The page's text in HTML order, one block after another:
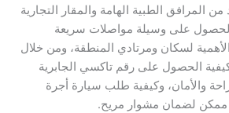
المرافق الطبية الهامة والمقار التجارية
على وسيلة مواصلات سريعة
لسكان ومرتادي المنطقة، ومن خلال
الحصول على رقم تاكسي الجابرية
والأمان، وكيفية طلب سيارة أجرة
لضمان مشوار مريح.